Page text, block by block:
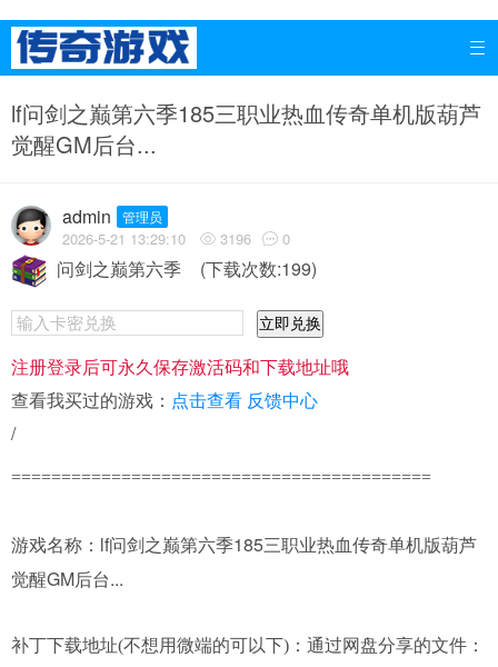

lf问剑之巅第六季185三职业热血传奇单机版葫芦
觉醒GM后台...
admin 管理员
2026-5-21 13:29:10  3196  0
问剑之巅第六季 (下载次数:199)
立即兑换
注册登录后可永久保存激活码和下载地址哦
查看我买过的游戏： 点击查看 反馈中心
/
==========================================
游戏名称： lf问剑之巅第六季185三职业热血传奇单机版葫芦
觉醒GM后台...
补丁下载地址(不想用微端的可以下)： 通过网盘分享的文件：